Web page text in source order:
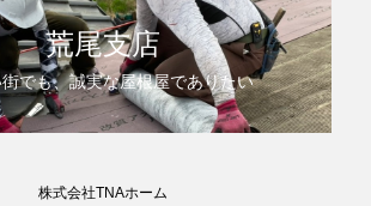
荒尾支店
でも、誠実な屋根屋でありたい
株式会社TNAホーム